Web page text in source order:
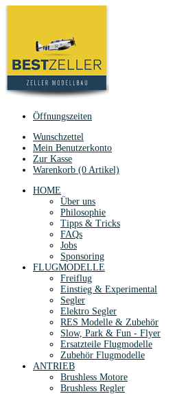
Öffnungszeiten
Wunschzettel
Mein Benutzerkonto
Zur Kasse
Warenkorb (0 Artikel)
HOME
Über uns
Philosophie
Tipps & Tricks
FAQs
Jobs
Sponsoring
FLUGMODELLE
Freiflug
Einstieg & Experimental
Segler
Elektro Segler
RES Modelle & Zubehör
Slow, Park & Fun - Flyer
Ersatzteile Flugmodelle
Zubehör Flugmodelle
ANTRIEB
Brushless Motore
Brushless Regler